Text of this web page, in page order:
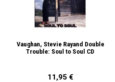
Vaughan, Stevie Rayand Double
Trouble: Soul to Soul CD
11,95 €